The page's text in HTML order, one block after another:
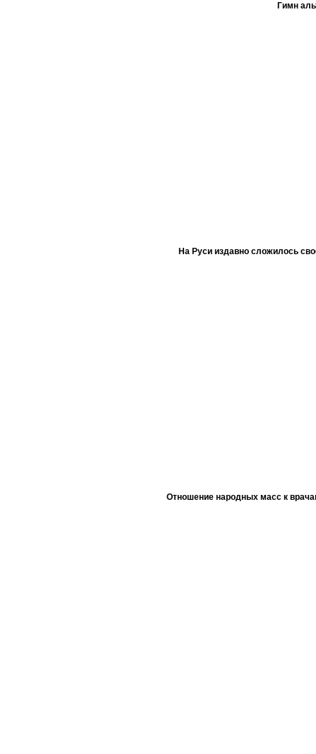
Гимн
На Руси издавно сложилось
Отношение народных масс к